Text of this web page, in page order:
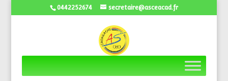
0442252674 secretaire@asceacad.fr